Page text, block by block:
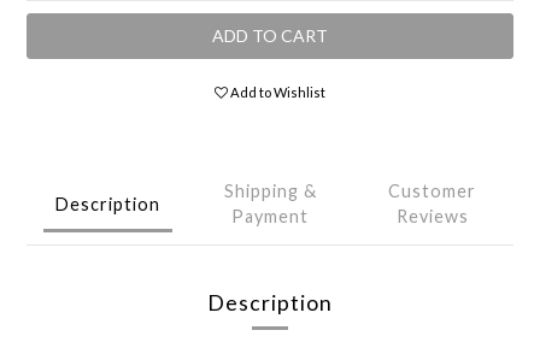
ADD TO CART
Add to Wishlist
Description
Shipping &
Payment
Customer
Reviews
Description